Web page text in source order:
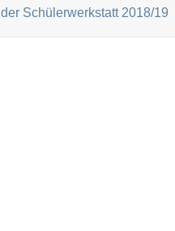
Schülerwerkstatt 2018/19